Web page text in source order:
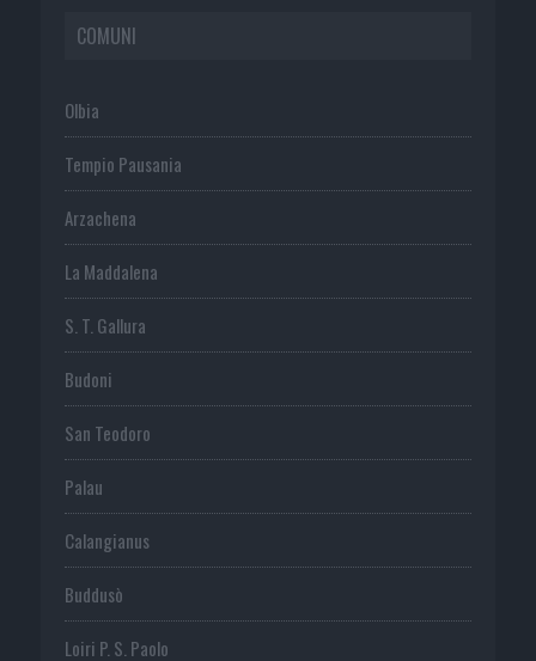
COMUNI
Olbia
Tempio Pausania
Arzachena
La Maddalena
S. T. Gallura
Budoni
San Teodoro
Palau
Calangianus
Buddusò
Loiri P. S. Paolo